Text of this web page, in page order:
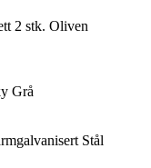
2 stk. Oliven
Grå
Stål